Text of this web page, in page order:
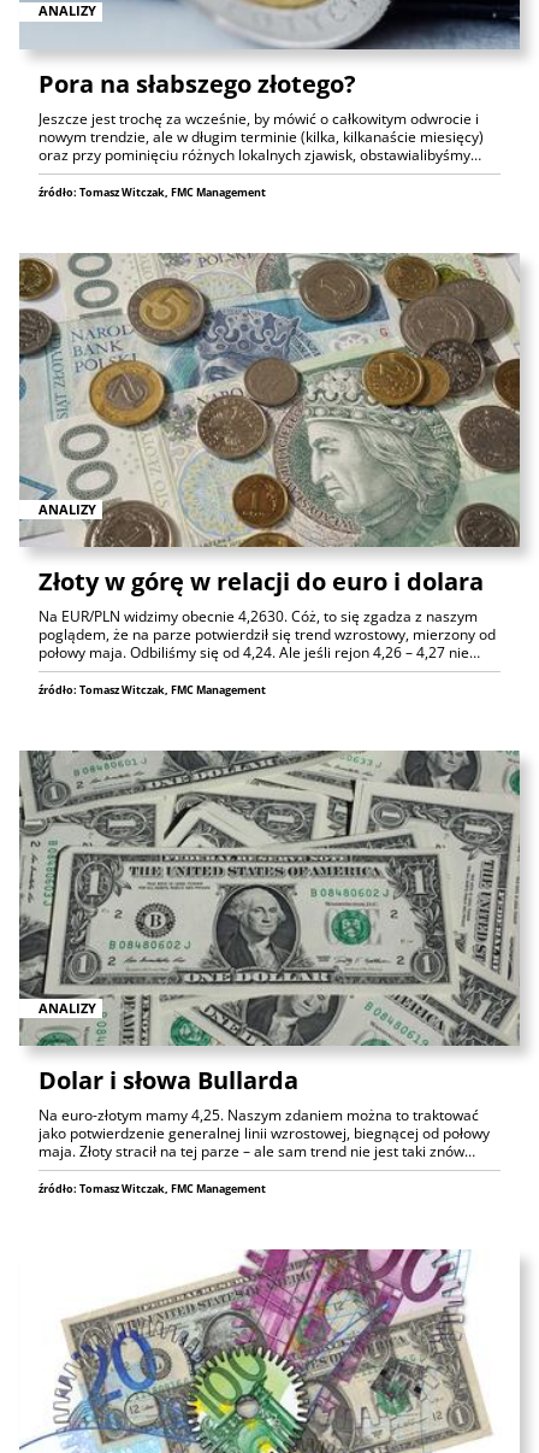
ANALIZY
Pora na słabszego złotego?
Jeszcze jest trochę za wcześnie, by mówić o całkowitym odwrocie i
nowym trendzie, ale w długim terminie (kilka, kilkanaście miesięcy)
oraz przy pominięciu różnych lokalnych zjawisk, obstawialibyśmy…
źródło: Tomasz Witczak, FMC Management
ANALIZY
Złoty w górę w relacji do euro i dolara
Na EUR/PLN widzimy obecnie 4,2630. Cóż, to się zgadza z naszym
poglądem, że na parze potwierdził się trend wzrostowy, mierzony od
połowy maja. Odbiliśmy się od 4,24. Ale jeśli rejon 4,26 – 4,27 nie…
źródło: Tomasz Witczak, FMC Management
ANALIZY
Dolar i słowa Bullarda
Na euro-złotym mamy 4,25. Naszym zdaniem można to traktować
jako potwierdzenie generalnej linii wzrostowej, biegnącej od połowy
maja. Złoty stracił na tej parze – ale sam trend nie jest taki znów…
źródło: Tomasz Witczak, FMC Management